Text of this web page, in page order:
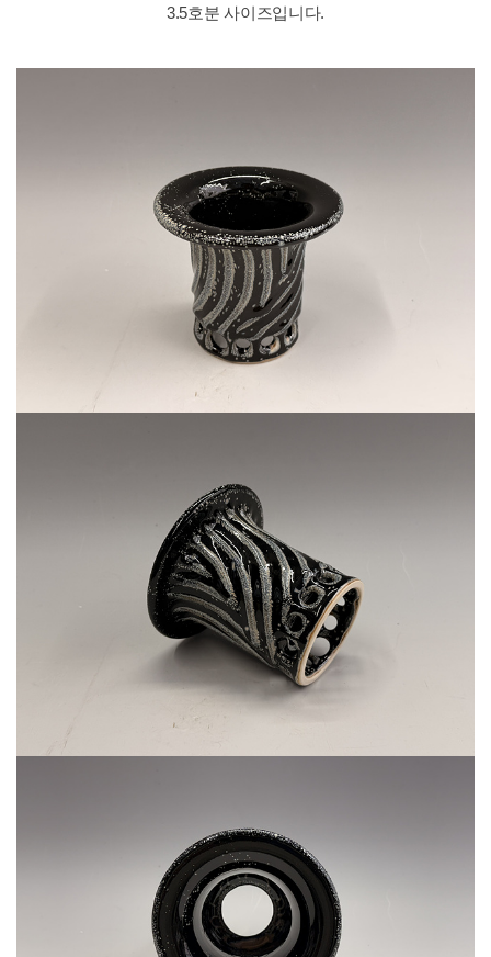
3.5호분 사이즈입니다.